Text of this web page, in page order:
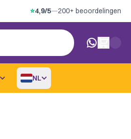
⭐4,9/5—200+ beoordelingen
0 artikelen
NL